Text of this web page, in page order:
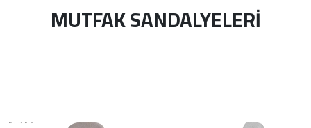
MUTFAK SANDALYELERI